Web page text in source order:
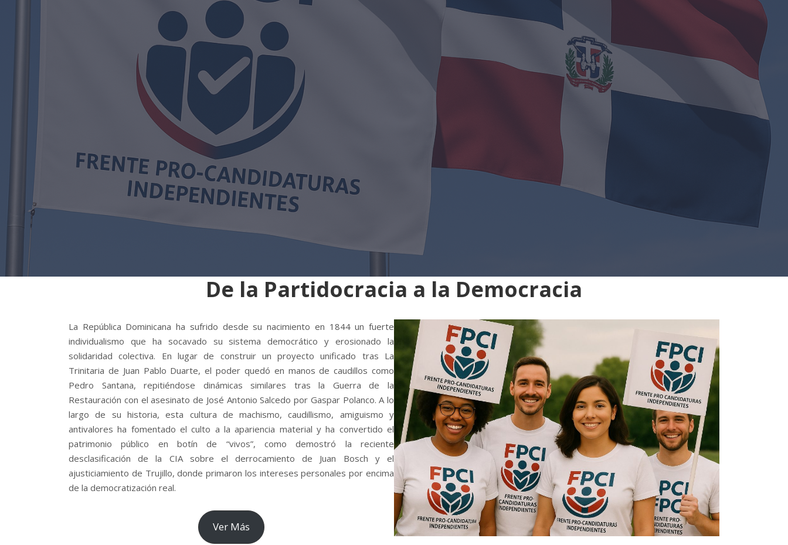
De la Partidocracia a la Democracia
La República Dominicana ha sufrido desde su nacimiento en 1844 un fuerte
individualismo que ha socavado su sistema democrático y erosionado la
solidaridad colectiva. En lugar de construir un proyecto unificado tras La
Trinitaria de Juan Pablo Duarte, el poder quedó en manos de caudillos como
Pedro Santana, repitiéndose dinámicas similares tras la Guerra de la
Restauración con el asesinato de José Antonio Salcedo por Gaspar Polanco. A lo
largo de su historia, esta cultura de machismo, caudillismo, amiguismo y
antivalores ha fomentado el culto a la apariencia material y ha convertido el
patrimonio público en botín de “vivos”, como demostró la reciente
desclasificación de la CIA sobre el derrocamiento de Juan Bosch y el
ajusticiamiento de Trujillo, donde primaron los intereses personales por encima
de la democratización real.
Ver Más